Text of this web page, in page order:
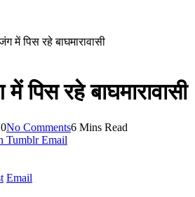
में पिस रहे बाघमारावासी
पिस रहे बाघमारावासी
No Comments6 Mins Read
Tumblr Email
Email